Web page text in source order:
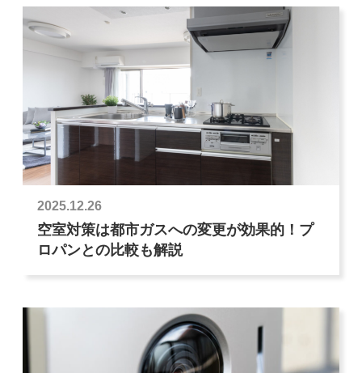
2025.12.26
空室対策は都市ガスへの変更が効果的！プ
ロパンとの比較も解説